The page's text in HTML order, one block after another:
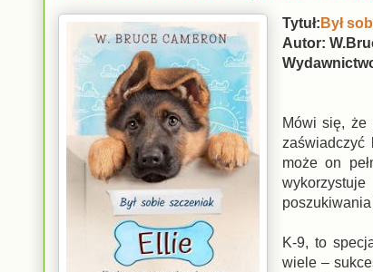
Tytuł: Był
Autor:
Mówi się, że
zaświadczyć
może on
K-9, to
wiele –